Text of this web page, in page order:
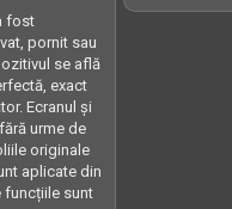
fost
pornit sau
se află
exact
Ecranul și
urme de
originale
aplicate din
funcțiile sunt